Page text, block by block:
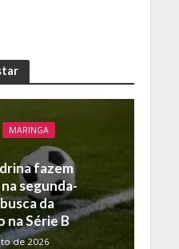
n
MARINGA
fazem
segunda-
da
na Série B
de 2026